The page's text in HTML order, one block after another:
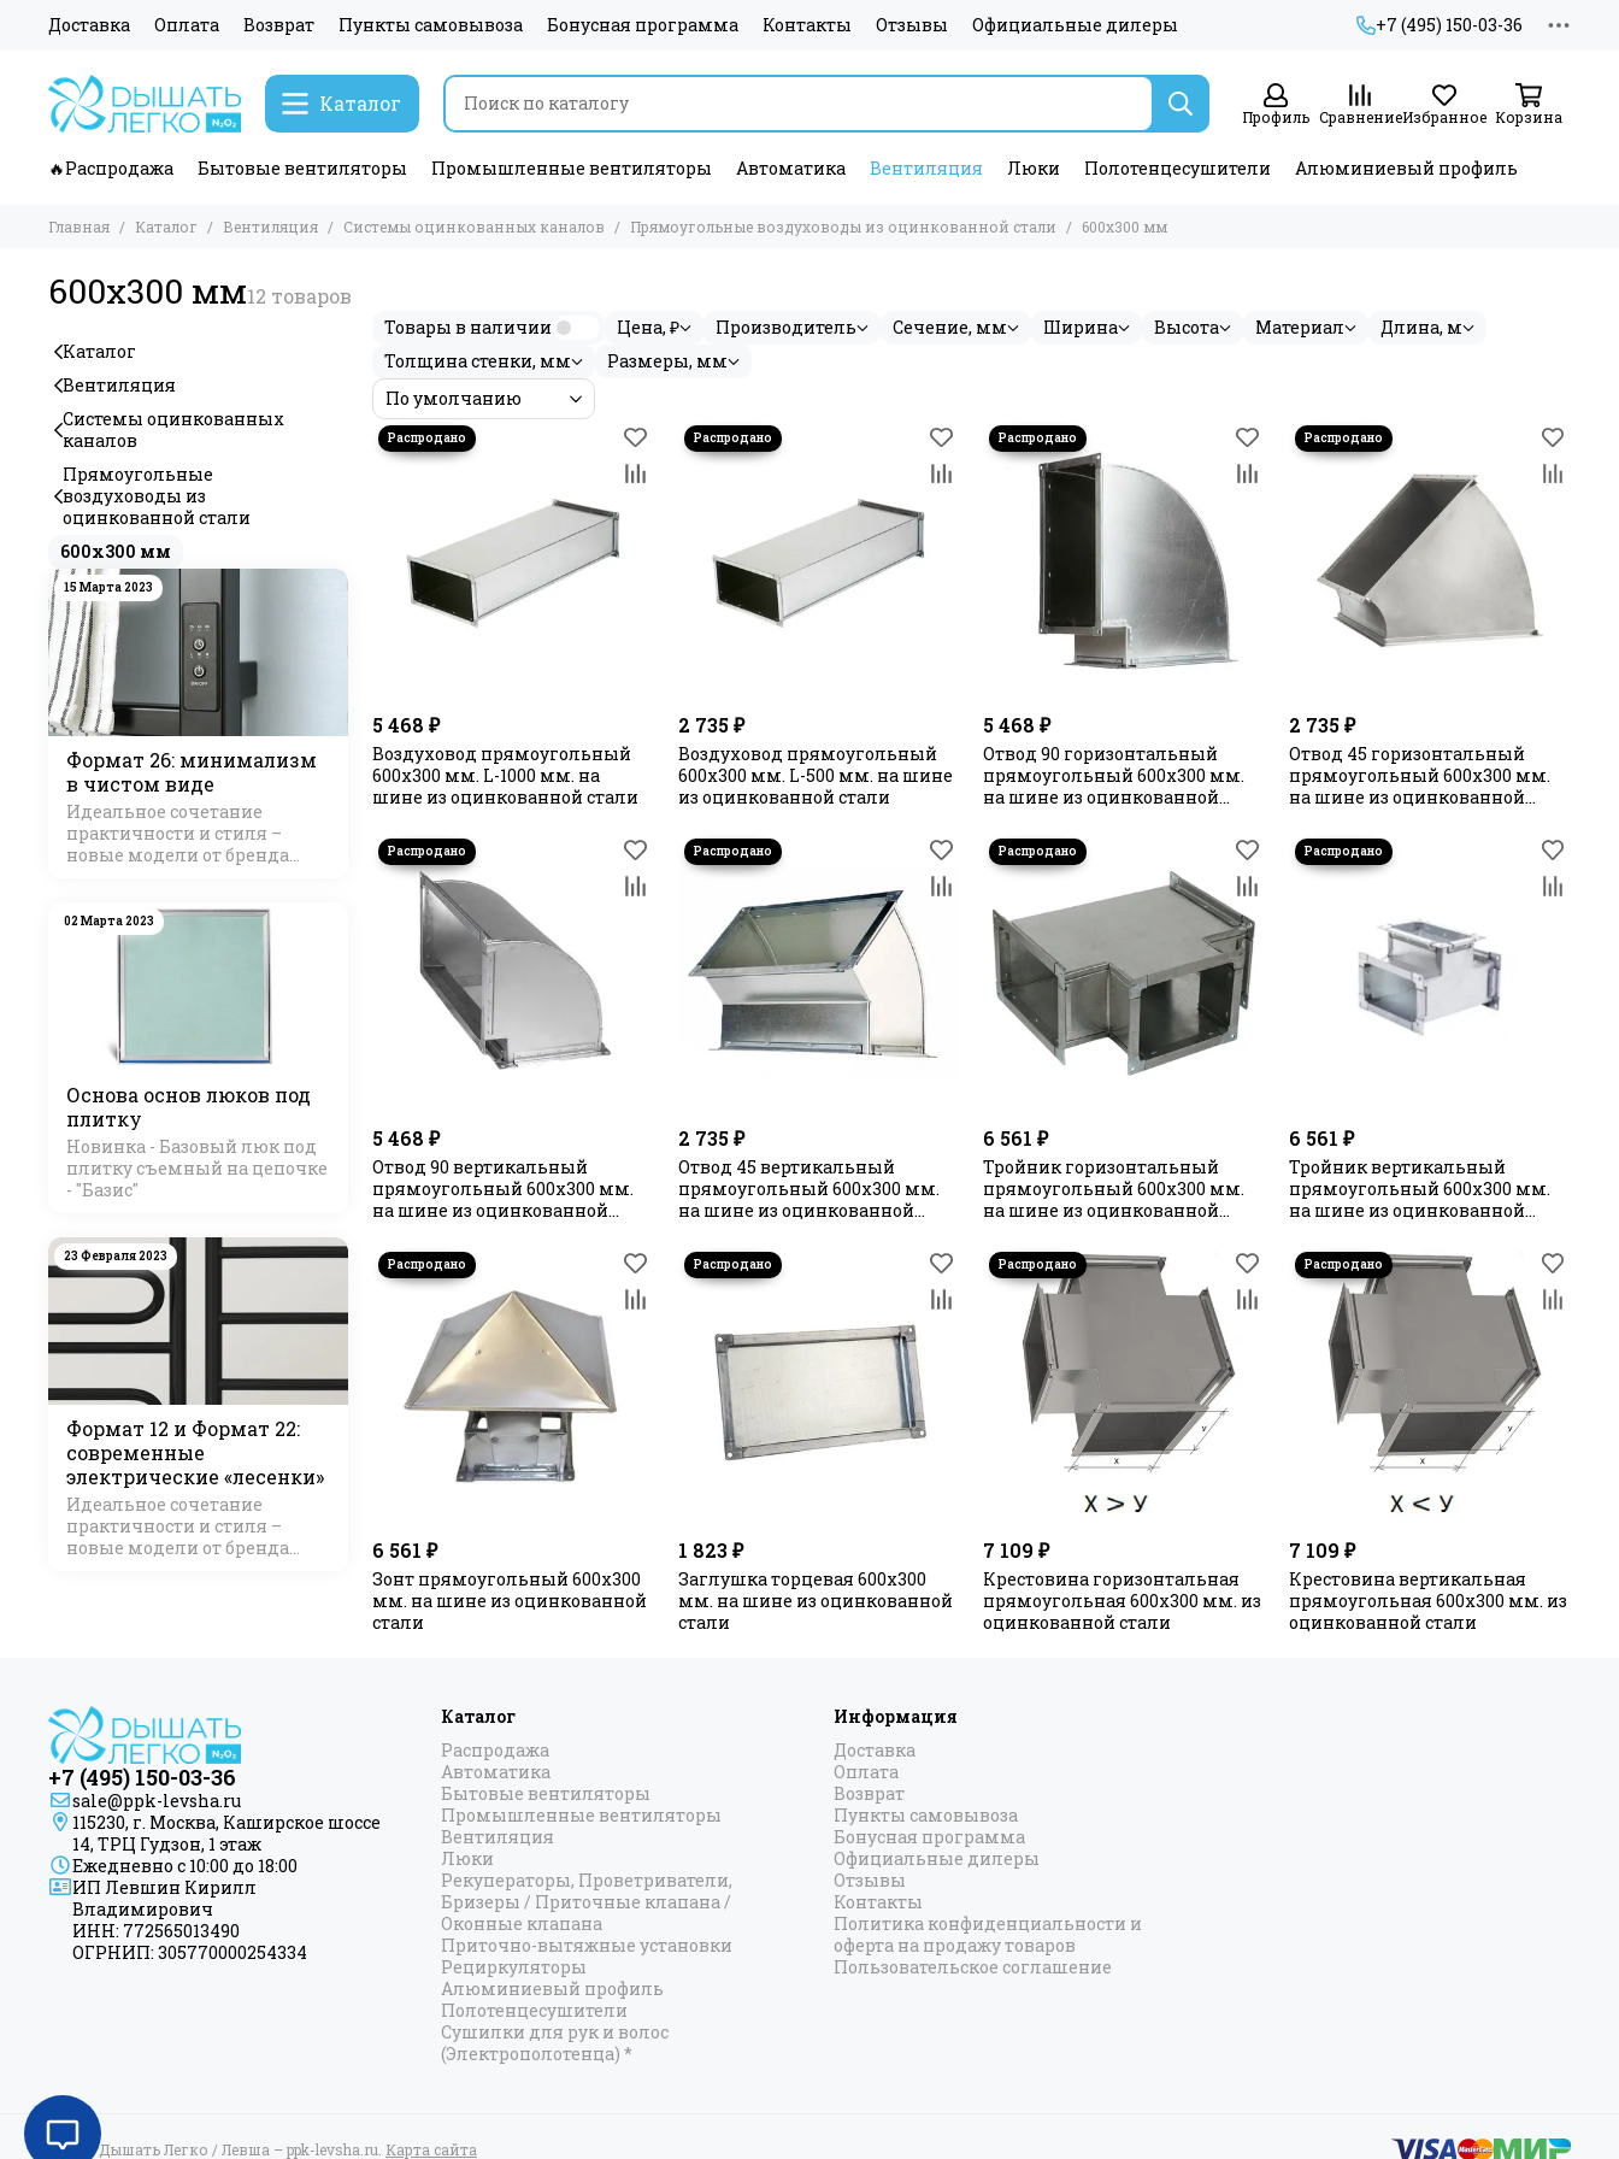
Доставка Оплата Возврат Пункты самовывоза Бонусная программа Контакты Отзывы Официальные дилеры +7 (495) 150-03-36
Каталог
Профиль СравнениеИзбранное Корзина
🔥Распродажа Бытовые вентиляторы Промышленные вентиляторы Автоматика Вентиляция Люки Полотенцесушители Алюминиевый профиль
Главная Каталог Вентиляция Системы оцинкованных каналов Прямоугольные воздуховоды из оцинкованной стали 600х300 мм
600х300 мм
Товары в наличии Цена, ₽ Производитель Сечение, мм Ширина Высота Материал
Длина, м
Толщина стенки, мм
Размеры, мм
5 468 ₽
Воздуховод прямоугольный
600х300 мм. L-1000 мм. на
шине из оцинкованной стали
2 735 ₽
Воздуховод прямоугольный
600х300 мм. L-500 мм. на шине
из оцинкованной стали
5 468 ₽
Отвод 90 горизонтальный
прямоугольный 600х300 мм.
на шине из оцинкованной
2 735 ₽
Отвод 45 горизонтальный
прямоугольный 600х300 мм.
на шине из оцинкованной
5 468 ₽
Отвод 90 вертикальный
прямоугольный 600х300 мм.
на шине из оцинкованной
2 735 ₽
Отвод 45 вертикальный
прямоугольный 600х300 мм.
на шине из оцинкованной
6 561 ₽
Тройник горизонтальный
прямоугольный 600х300 мм.
на шине из оцинкованной
6 561 ₽
Тройник вертикальный
прямоугольный 600х300 мм.
на шине из оцинкованной
6 561 ₽
Зонт прямоугольный 600х300
мм. на шине из оцинкованной
стали
1 823 ₽
Заглушка торцевая 600х300
мм. на шине из оцинкованной
стали
7 109 ₽
Крестовина горизонтальная
прямоугольная 600х300 мм. из
оцинкованной стали
7 109 ₽
Крестовина вертикальная
прямоугольная 600х300 мм. из
оцинкованной стали
Каталог
Вентиляция
Системы оцинкованных
каналов
Прямоугольные
воздуховоды из
оцинкованной стали
600х300 мм
15 Марта 2023
Формат 26: минимализм
в чистом виде
Идеальное сочетание
практичности и стиля –
новые модели от бренда
02 Марта 2023
Основа основ люков под
плитку
Новинка - Базовый люк под
плитку съемный на цепочке
- "Базис"
23 Февраля 2023
Формат 12 и Формат 22:
современные
электрические «лесенки»
Идеальное сочетание
практичности и стиля –
новые модели от бренда
+7 (495) 150-03-36
sale@ppk-levsha.ru
115230, г. Москва, Каширское шоссе
14, ТРЦ Гудзон, 1 этаж
Ежедневно с 10:00 до 18:00
ИП Левшин Кирилл
Владимирович
ИНН: 772565013490
ОГРНИП: 305770000254334
Каталог
Распродажа
Автоматика
Бытовые вентиляторы
Промышленные вентиляторы
Вентиляция
Люки
Рекуператоры, Проветриватели,
Бризеры / Приточные клапана /
Оконные клапана
Приточно-вытяжные установки
Рециркуляторы
Алюминиевый профиль
Полотенцесушители
Сушилки для рук и волос
(Электрополотенца) *
Информация
Доставка
Оплата
Возврат
Пункты самовывоза
Бонусная программа
Официальные дилеры
Отзывы
Контакты
Политика конфиденциальности и
оферта на продажу товаров
Пользовательское соглашение
2026 © Дышать Легко / Левша – ppk-levsha.ru. Карта сайта